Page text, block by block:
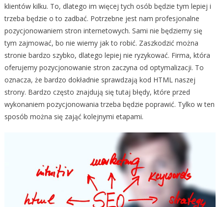
klientów kilku. To, dlatego im więcej tych osób będzie tym lepiej i
trzeba będzie o to zadbać. Potrzebne jest nam profesjonalne
pozycjonowaniem stron internetowych. Sami nie będziemy się
tym zajmować, bo nie wiemy jak to robić. Zaszkodzić można
stronie bardzo szybko, dlatego lepiej nie ryzykować. Firma, która
oferujemy pozycjonowanie stron zaczyna od optymalizacji. To
oznacza, że bardzo dokładnie sprawdzają kod HTML naszej
strony. Bardzo często znajdują się tutaj błędy, które przed
wykonaniem pozycjonowania trzeba będzie poprawić. Tylko w ten
sposób można się zająć kolejnymi etapami.